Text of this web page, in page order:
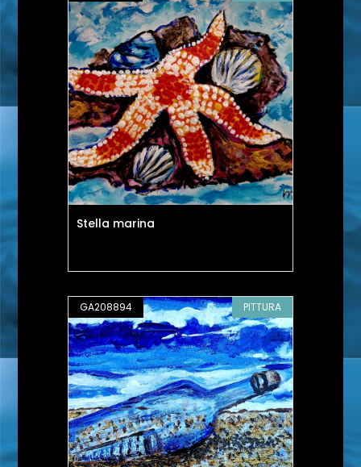
Stella marina
GA208894 PITTURA